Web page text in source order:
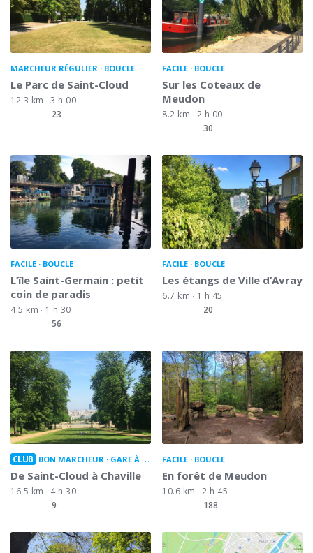
MARCHEUR RÉGULIER BOUCLE
Le Parc de Saint-Cloud
12.3 km
3 h 00
23
FACILE BOUCLE
Sur les Coteaux de
Meudon
8.2 km
2 h 00
30
FACILE BOUCLE
L’île Saint-Germain : petit
coin de paradis
4.5 km
1 h 30
56
FACILE BOUCLE
Les étangs de Ville d’Avray
6.7 km
1 h 45
20
CLUB BON MARCHEUR GARE À GARE
De Saint-Cloud à Chaville
16.5 km
4 h 30
9
FACILE BOUCLE
En forêt de Meudon
10.6 km
2 h 45
188